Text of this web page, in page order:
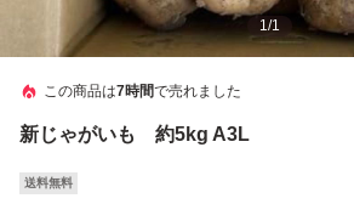
1/1
この商品は7時間で売れました
新じゃがいも 約5kg A3L
送料無料